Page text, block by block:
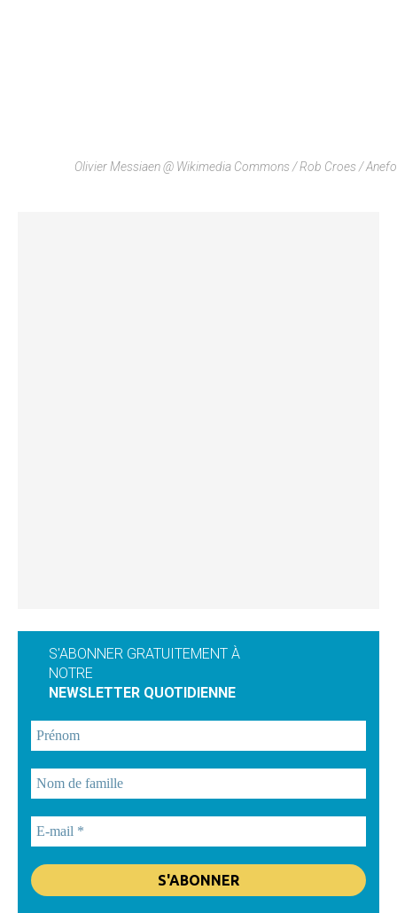
Olivier Messiaen @ Wikimedia Commons / Rob Croes / Anefo
S'ABONNER GRATUITEMENT À
NOTRE
NEWSLETTER QUOTIDIENNE